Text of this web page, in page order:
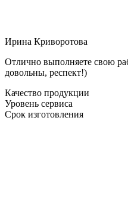
Ирина Криворотова
Отлично выполняете свою
довольны, респект!)
Качество продукции
Уровень сервиса
Срок изготовления